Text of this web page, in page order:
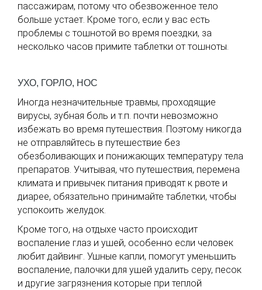
пассажирам, потому что обезвоженное тело
больше устает. Кроме того, если у вас есть
проблемы с тошнотой во время поездки, за
несколько часов примите таблетки от тошноты.
УХО, ГОРЛО, НОС
Иногда незначительные травмы, проходящие
вирусы, зубная боль и т.п. почти невозможно
избежать во время путешествия. Поэтому никогда
не отправляйтесь в путешествие без
обезболивающих и понижающих температуру тела
препаратов. Учитывая, что путешествия, перемена
климата и привычек питания приводят к рвоте и
диарее, обязательно принимайте таблетки, чтобы
успокоить желудок.
Кроме того, на отдыхе часто происходит
воспаление глаз и ушей, особенно если человек
любит дайвинг. Ушные капли, помогут уменьшить
воспаление, палочки для ушей удалить серу, песок
и другие загрязнения которые при теплой